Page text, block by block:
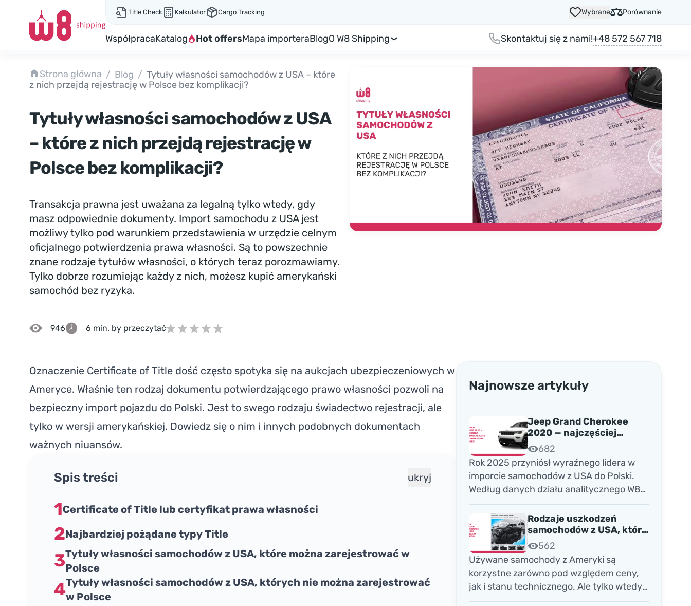
Title Check Kalkulator Cargo Tracking Wybrane Porównanie
WspółpracaKatalog Hot offersMapa importeraBlogO W8 Shipping Skontaktuj się z nami!+48 572 567 718
Strona główna / Blog / Tytuły własności samochodów z USA – które
z nich przejdą rejestrację w Polsce bez komplikacji?
Tytuły własności samochodów z USA
– które z nich przejdą rejestrację w
Polsce bez komplikacji?
Transakcja prawna jest uważana za legalną tylko wtedy, gdy
masz odpowiednie dokumenty. Import samochodu z USA jest
możliwy tylko pod warunkiem przedstawienia w urzędzie celnym
oficjalnego potwierdzenia prawa własności. Są to powszechnie
znane rodzaje tytułów własności, o których teraz porozmawiamy.
Tylko dobrze rozumiejąc każdy z nich, możesz kupić amerykański
samochód bez ryzyka.
946 6 min. by przeczytać
Oznaczenie Certificate of Title dość często spotyka się na aukcjach ubezpieczeniowych w
Ameryce. Właśnie ten rodzaj dokumentu potwierdzającego prawo własności pozwoli na
bezpieczny import pojazdu do Polski. Jest to swego rodzaju świadectwo rejestracji, ale
tylko w wersji amerykańskiej. Dowiedz się o nim i innych podobnych dokumentach
ważnych niuansów.
Spis treści ukryj
Certificate of Title lub certyfikat prawa własności
Najbardziej pożądane typy Title
Tytuły własności samochodów z USA, które można zarejestrować w
Polsce
Tytuły własności samochodów z USA, których nie można zarejestrować
w Polsce
Najnowsze artykuły
Jeep Grand Cherokee
2020 — najczęściej
importowane auto z USA
do Polski w 2025 roku
682
Rok 2025 przyniósł wyraźnego lidera w
imporcie samochodów z USA do Polski.
Według danych działu analitycznego W8
Shipping, Jeep Grand Cherokee 2020 stał
się absolutnym numerem jeden wśród
najczęściej sprowadzanych aut zza
oceanu. To rekord, jakiego rynek importu
samochodów z USA jeszcze nie notował.
Rodzaje uszkodzeń
samochodów z USA, które
wykluczają bezpieczny
zakup
562
Używane samochody z Ameryki są
korzystne zarówno pod względem ceny,
jak i stanu technicznego. Ale tylko wtedy,
gdy wiesz, które uszkodzenia są